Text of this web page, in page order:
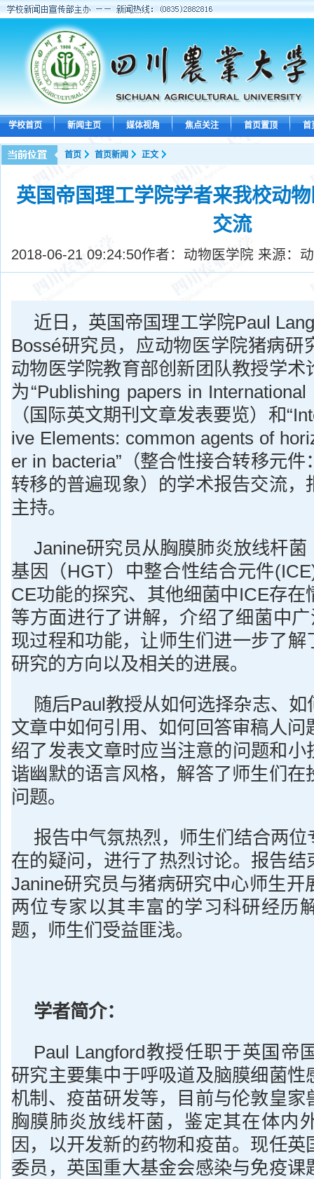
学校首页 新闻主页 媒体视角 焦点关注 首页置顶 首
首页 首页新闻 正文
英国帝国理工学院学者来我校动
交流
2018-06-21 09:24:50作者：动物医学院 来源：
近日，英国帝国理工学院Paul
Bossé研究员，应动物医学院猪病研
动物医学院教育部创新团队教授学术
为“Publishing papers in International
（国际英文期刊文章发表要览）和
ive Elements: common agents of
er in bacteria”（整合性接合转移元
转移的普遍现象）的学术报告交流，
主持。
Janine研究员从胸膜肺炎放线杆菌
基因（HGT）中整合性结合元件
CE功能的探究、其他细菌中ICE存在
等方面进行了讲解，介绍了细菌中
现过程和功能，让师生们进一步了解
研究的方向以及相关的进展。
随后Paul教授从如何选择杂志、
文章中如何引用、如何回答审稿人问
绍了发表文章时应当注意的问题和小
谐幽默的语言风格，解答了师生们在
问题。
报告中气氛热烈，师生们结合两
在的疑问，进行了热烈讨论。报告结
Janine研究员与猪病研究中心师生开
两位专家以其丰富的学习科研经历
题，师生们受益匪浅。
学者简介：
Paul Langford教授任职于英国帝
研究主要集中于呼吸道及脑膜细菌性
机制、疫苗研发等，目前与伦敦皇家
胸膜肺炎放线杆菌，鉴定其在体内
因，以开发新的药物和疫苗。现任英
委员，英国重大基金会感染与免疫课